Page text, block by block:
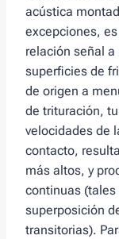
acústica
excepciones,
relación señal
superficies de
de origen a
de trituración,
velocidades de
contacto,
más altos, y
continuas
superposición
transitorias).